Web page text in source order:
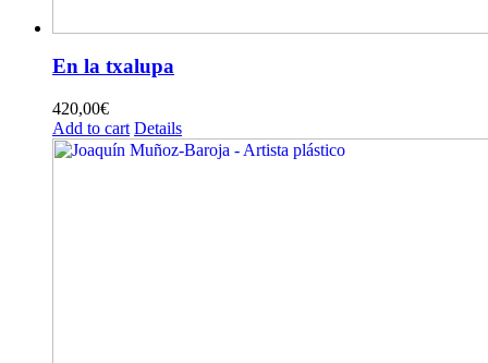
En la txalupa
420,00€
Add to cart Details